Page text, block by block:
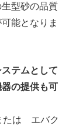
型砂の品質
能となりま
テムとして
の提供も可
たは エバク